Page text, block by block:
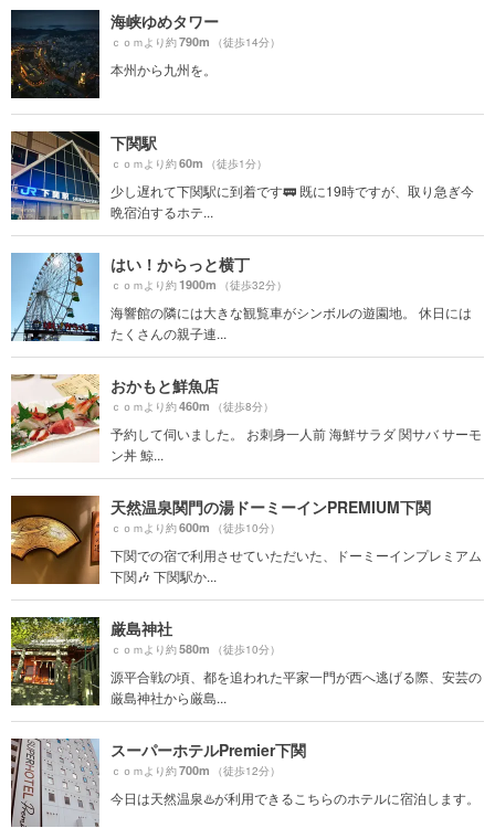
海峡ゆめタワー
ｃｏｍより約790m （徒歩14分）
本州から九州を。
下関駅
ｃｏｍより約60m （徒歩1分）
少し遅れて下関駅に到着です🚃 既に19時ですが、取り急ぎ今
晩宿泊するホテ...
はい！からっと横丁
ｃｏｍより約1900m （徒歩32分）
海響館の隣には大きな観覧車がシンボルの遊園地。 休日には
たくさんの親子連...
おかもと鮮魚店
ｃｏｍより約460m （徒歩8分）
予約して伺いました。 お刺身一人前 海鮮サラダ 関サバ サーモ
ン丼 鯨...
天然温泉関門の湯ドーミーインPREMIUM下関
ｃｏｍより約600m （徒歩10分）
下関での宿で利用させていただいた、ドーミーインプレミアム
下関🎶 下関駅か...
厳島神社
ｃｏｍより約580m （徒歩10分）
源平合戦の頃、都を追われた平家一門が西へ逃げる際、安芸の
厳島神社から厳島...
スーパーホテルPremier下関
ｃｏｍより約700m （徒歩12分）
今日は天然温泉♨️が利用できるこちらのホテルに宿泊します。